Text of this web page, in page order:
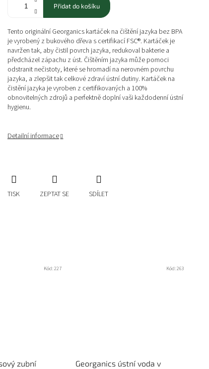
Přidat do košíku
Tento originální Georganics kartáček na čištění jazyka bez BPA
je vyrobený z bukového dřeva s certifikací FSC®. Kartáček je
navržen tak, aby čistil povrch jazyka, redukoval bakterie a
předcházel zápachu z úst. Čištěním jazyka může pomoci
odstranit nečistoty, které se hromadí na nerovném povrchu
jazyka, a zlepšit tak celkové zdraví ústní dutiny. Kartáček na
čistění jazyka je vyroben z certifikovaných a 100%
obnovitelných zdrojů a perfektně doplní vaši každodenní ústní
hygienu.
Detailní informace
TISK ZEPTAT SE SDÍLET
zubní
Kód:227
Georganics ústní voda v
Kód:263